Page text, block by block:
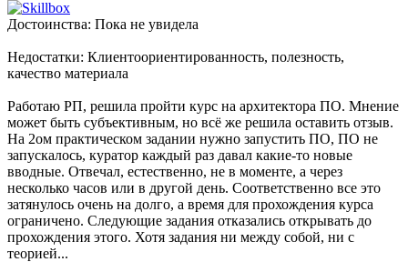
Достоинства: Пока не увидела
Недостатки: Клиентоориентированность, полезность,
качество материала
Работаю РП, решила пройти курс на архитектора ПО. Мнение
может быть субъективным, но всё же решила оставить отзыв.
На 2ом практическом задании нужно запустить ПО, ПО не
запускалось, куратор каждый раз давал какие-то новые
вводные. Отвечал, естественно, не в моменте, а через
несколько часов или в другой день. Соответственно все это
затянулось очень на долго, а время для прохождения курса
ограничено. Следующие задания отказались открывать до
прохождения этого. Хотя задания ни между собой, ни с
теорией...